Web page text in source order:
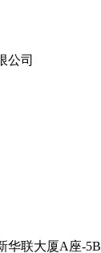
公司
华联大厦A座-5B